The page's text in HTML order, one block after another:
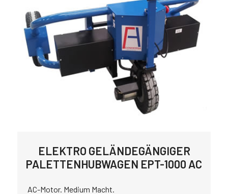
ELEKTRO GELÄNDEGÄNGIGER
PALETTENHUBWAGEN EPT-1000 AC
AC-Motor. Medium Macht.